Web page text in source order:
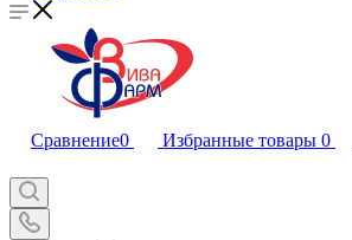
Сравнение0 Избранные товары 0